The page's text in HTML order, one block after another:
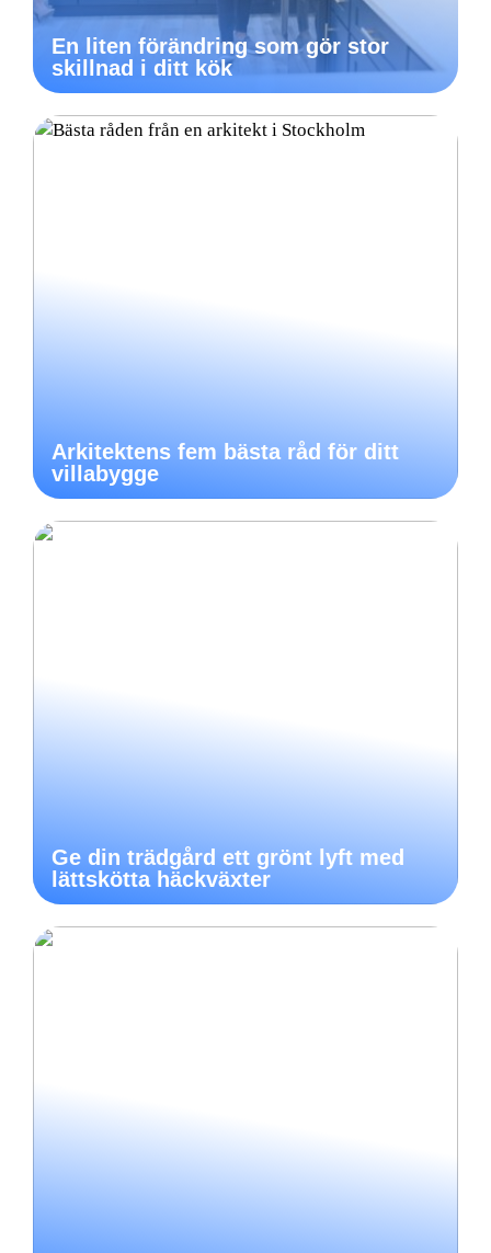
En liten förändring som gör stor
skillnad i ditt kök
Arkitektens fem bästa råd för ditt
villabygge
Ge din trädgård ett grönt lyft med
lättskötta häckväxter